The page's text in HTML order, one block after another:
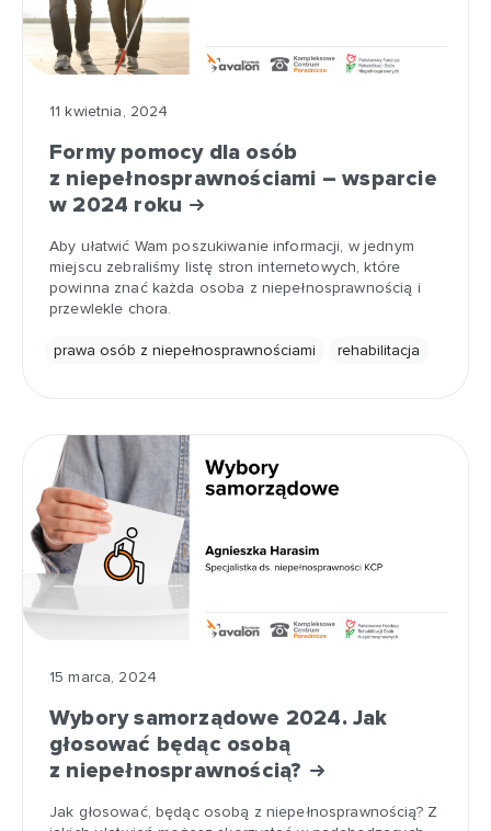
11 kwietnia, 2024
Formy pomocy dla osób
z niepełnosprawnościami – wsparcie
w 2024 roku
Aby ułatwić Wam poszukiwanie informacji, w jednym
miejscu zebraliśmy listę stron internetowych, które
powinna znać każda osoba z niepełnosprawnością i
przewlekle chora.
prawa osób z niepełnosprawnościami rehabilitacja
15 marca, 2024
Wybory samorządowe 2024. Jak
głosować będąc osobą
z niepełnosprawnością?
Jak głosować, będąc osobą z niepełnosprawnością? Z